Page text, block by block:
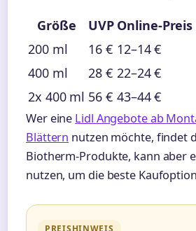
Größe UVP Online-Preis
200 ml
16 € 12–14 €
400 ml
28 € 22–24 €
2x 400 ml 56 € 43–44 €
Wer eine Lidl Angebote ab
Blättern nutzen möchte, findet
Biotherm-Produkte, kann aber
nutzen, um die beste
PREISHINWEIS